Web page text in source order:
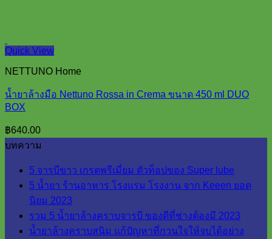
Quick View
NETTUNO Home
น้ำยาล้างมือ Nettuno Rossa in Crema ขนาด 450 ml DUO
BOX
฿640.00
บทความ
5 จารบีขาว เกรดพรีเมี่ยม ตัวท็อปของ Super lube
5 น้ำยา ร้านอาหาร โรงแรม โรงงาน จาก Keeen ยอด
นิยม 2023
รวม 5 น้ำยาล้างคราบจารบี ของดีที่ช่างต้องมี 2023
น้ำยาล้างคราบสนิม แก้ปัญหาที่กวนใจให้จบได้อย่าง